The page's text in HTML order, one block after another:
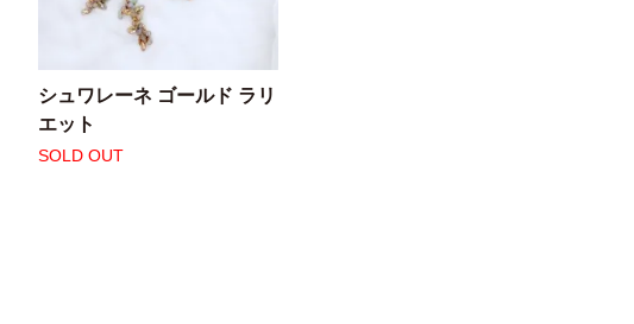
シュワレーネ ゴールド ラリ
エット
SOLD OUT